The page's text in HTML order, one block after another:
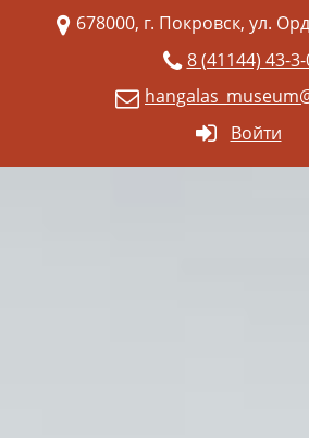
678000, г. Покровск, ул.
8 (41144) 43-3-
Войти